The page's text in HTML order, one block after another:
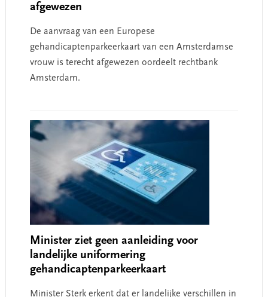
afgewezen
De aanvraag van een Europese
gehandicaptenparkeerkaart van een Amsterdamse
vrouw is terecht afgewezen oordeelt rechtbank
Amsterdam.
Minister ziet geen aanleiding voor
landelijke uniformering
gehandicaptenparkeerkaart
Minister Sterk erkent dat er landelijke verschillen in